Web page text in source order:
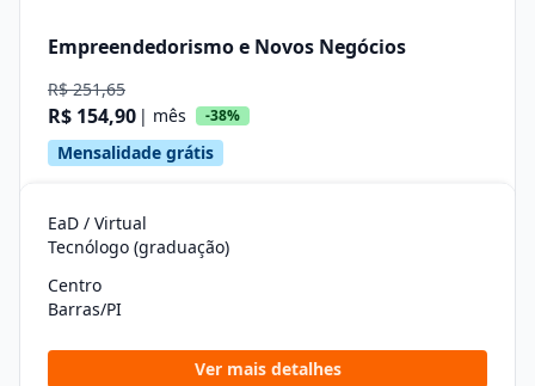
Empreendedorismo e Novos Negócios
R$ 251,65
R$ 154,90 | mês -38%
Mensalidade grátis
EaD / Virtual
Tecnólogo (graduação)
Centro
Barras/PI
Ver mais detalhes